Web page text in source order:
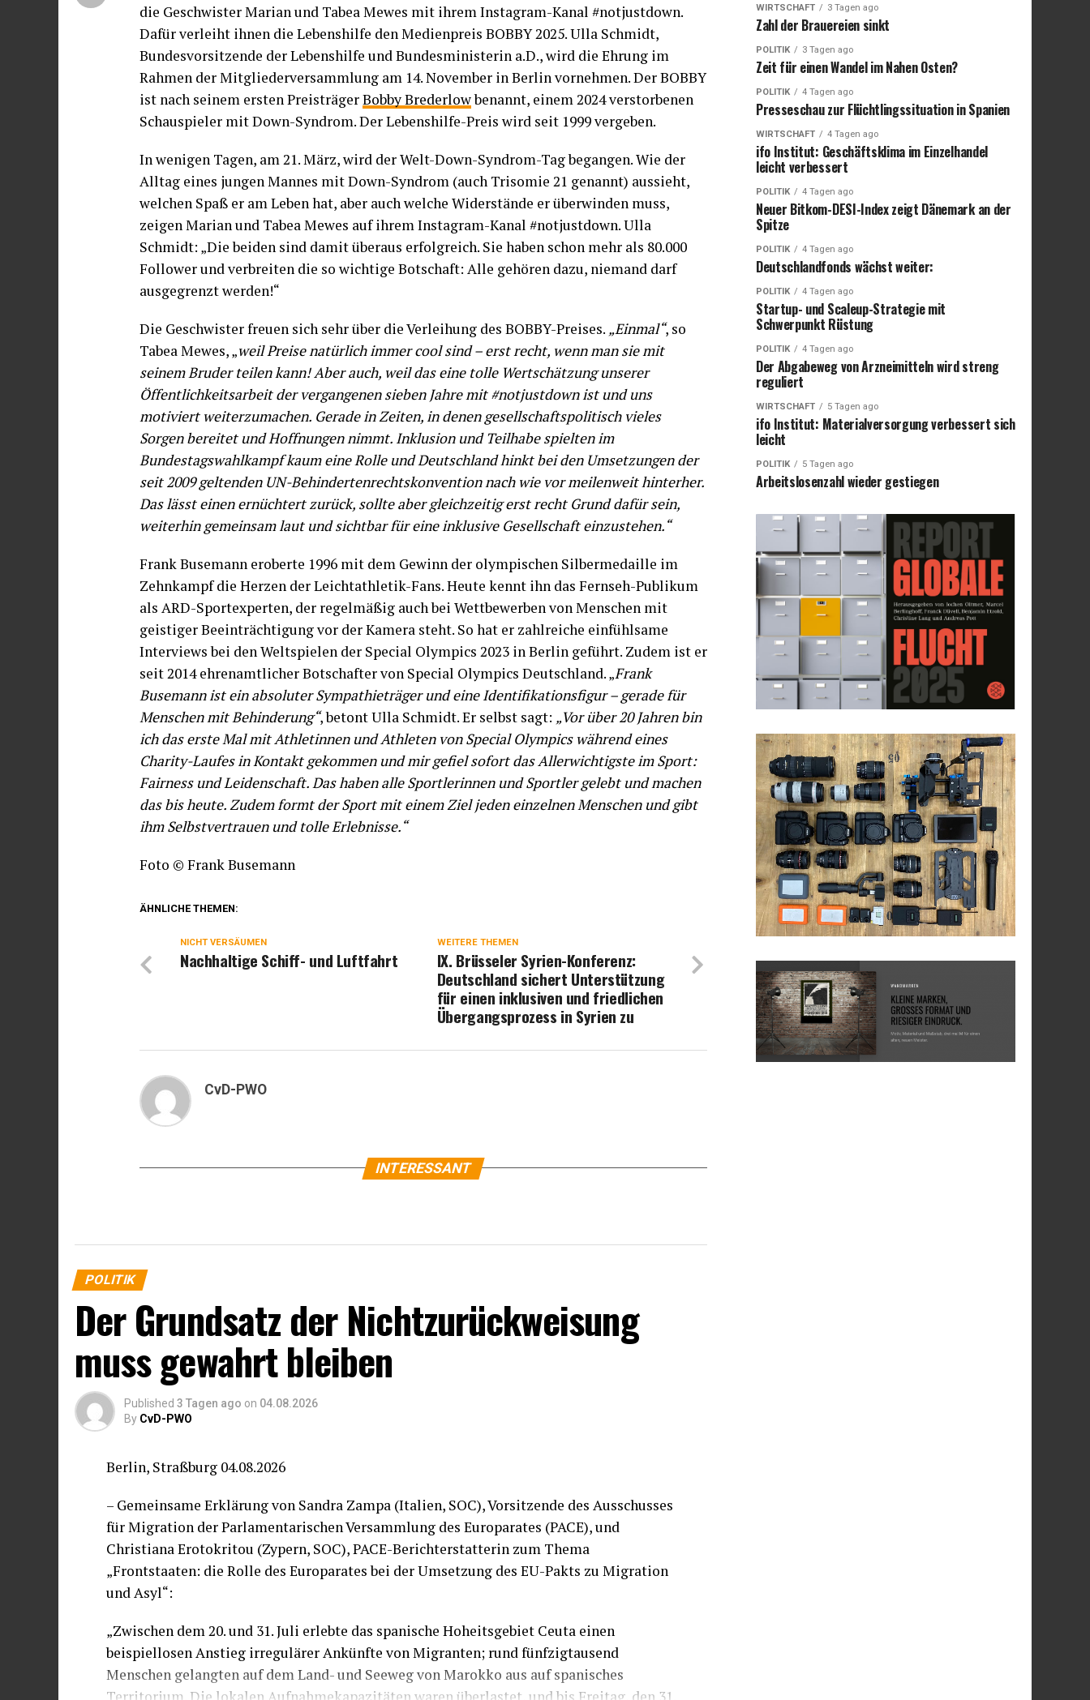
die Geschwister Marian und Tabea Mewes mit ihrem Instagram-Kanal #notjustdown.
Dafür verleiht ihnen die Lebenshilfe den Medienpreis BOBBY 2025. Ulla Schmidt,
Bundesvorsitzende der Lebenshilfe und Bundesministerin a.D., wird die Ehrung im
Rahmen der Mitgliederversammlung am 14. November in Berlin vornehmen. Der BOBBY
ist nach seinem ersten PreisträgerBobby Brederlowbenannt, einem 2024 verstorbenen
Schauspieler mit Down-Syndrom. Der Lebenshilfe-Preis wird seit 1999 vergeben.
In wenigen Tagen, am 21. März, wird der Welt-Down-Syndrom-Tag begangen. Wie der
Alltag eines jungen Mannes mit Down-Syndrom (auch Trisomie 21 genannt) aussieht,
welchen Spaß er am Leben hat, aber auch welche Widerstände er überwinden muss,
zeigen Marian und Tabea Mewes auf ihrem Instagram-Kanal #notjustdown. Ulla
Schmidt: „Die beiden sind damit überaus erfolgreich. Sie haben schon mehr als 80.000
Follower und verbreiten die so wichtige Botschaft: Alle gehören dazu, niemand darf
ausgegrenzt werden!“
Die Geschwister freuen sich sehr über die Verleihung des BOBBY-Preises. „Einmal“, so
Tabea Mewes, „weil Preise natürlich immer cool sind – erst recht, wenn man sie mit
seinem Bruder teilen kann! Aber auch, weil das eine tolle Wertschätzung unserer
Öffentlichkeitsarbeit der vergangenen sieben Jahre mit #notjustdown ist und uns
motiviert weiterzumachen. Gerade in Zeiten, in denen gesellschaftspolitisch vieles
Sorgen bereitet und Hoffnungen nimmt. Inklusion und Teilhabe spielten im
Bundestagswahlkampf kaum eine Rolle und Deutschland hinkt bei den Umsetzungen der
seit 2009 geltenden UN-Behindertenrechtskonvention nach wie vor meilenweit hinterher.
Das lässt einen ernüchtert zurück, sollte aber gleichzeitig erst recht Grund dafür sein,
weiterhin gemeinsam laut und sichtbar für eine inklusive Gesellschaft einzustehen.“
Frank Busemann eroberte 1996 mit dem Gewinn der olympischen Silbermedaille im
Zehnkampf die Herzen der Leichtathletik-Fans. Heute kennt ihn das Fernseh-Publikum
als ARD-Sportexperten, der regelmäßig auch bei Wettbewerben von Menschen mit
geistiger Beeinträchtigung vor der Kamera steht. So hat er zahlreiche einfühlsame
Interviews bei den Weltspielen der Special Olympics 2023 in Berlin geführt. Zudem ist er
seit 2014 ehrenamtlicher Botschafter von Special Olympics Deutschland. „Frank
Busemann ist ein absoluter Sympathieträger und eine Identifikationsfigur – gerade für
Menschen mit Behinderung“, betont Ulla Schmidt. Er selbst sagt: „Vor über 20 Jahren bin
ich das erste Mal mit Athletinnen und Athleten von Special Olympics während eines
Charity-Laufes in Kontakt gekommen und mir gefiel sofort das Allerwichtigste im Sport:
Fairness und Leidenschaft. Das haben alle Sportlerinnen und Sportler gelebt und machen
das bis heute. Zudem formt der Sport mit einem Ziel jeden einzelnen Menschen und gibt
ihm Selbstvertrauen und tolle Erlebnisse.“
Foto © Frank Busemann
ÄHNLICHE THEMEN:
WEITERE THEMEN
IX. Brüsseler Syrien-Konferenz:
Deutschland sichert Unterstützung
für einen inklusiven und friedlichen
Übergangsprozess in Syrien zu
NICHT VERSÄUMEN
Nachhaltige Schiff- und Luftfahrt
CvD-PWO
INTERESSANT
POLITIK
Der Grundsatz der Nichtzurückweisung
muss gewahrt bleiben
Published 3 Tagen ago on 04.08.2026
By CvD-PWO
Berlin, Straßburg 04.08.2026
– Gemeinsame Erklärung von Sandra Zampa (Italien, SOC), Vorsitzende des Ausschusses
für Migration der Parlamentarischen Versammlung des Europarates (PACE), und
Christiana Erotokritou (Zypern, SOC), PACE-Berichterstatterin zum Thema
„Frontstaaten: die Rolle des Europarates bei der Umsetzung des EU-Pakts zu Migration
und Asyl“:
„Zwischen dem 20. und 31. Juli erlebte das spanische Hoheitsgebiet Ceuta einen
beispiellosen Anstieg irregulärer Ankünfte von Migranten; rund fünfzigtausend
Menschen gelangten auf dem Land- und Seeweg von Marokko aus auf spanisches
WIRTSCHAFT 3 Tagen ago
Zahl der Brauereien sinkt
POLITIK 3 Tagen ago
Zeit für einen Wandel im Nahen Osten?
POLITIK 4 Tagen ago
Presseschau zur Flüchtlingssituation in Spanien
WIRTSCHAFT 4 Tagen ago
ifo Institut: Geschäftsklima im Einzelhandel
leicht verbessert
POLITIK 4 Tagen ago
Neuer Bitkom-DESI-Index zeigt Dänemark an der
Spitze
POLITIK 4 Tagen ago
Deutschlandfonds wächst weiter:
POLITIK 4 Tagen ago
Startup- und Scaleup-Strategie mit
Schwerpunkt Rüstung
POLITIK 4 Tagen ago
Der Abgabeweg von Arzneimitteln wird streng
reguliert
WIRTSCHAFT 5 Tagen ago
ifo Institut: Materialversorgung verbessert sich
leicht
POLITIK 5 Tagen ago
Arbeitslosenzahl wieder gestiegen